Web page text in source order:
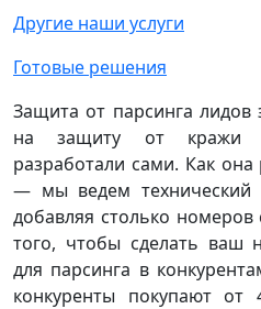
Другие наши услуги
Готовые решения
Защита от парсинга лидов
на защиту от кражи
разработали сами. Как
— мы ведем
добавляя столько
того, чтобы сделать ваш
для парсинга в
конкуренты покупают